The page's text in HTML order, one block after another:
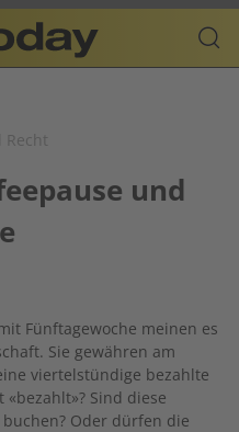
Recht
und
Fünftagewoche meinen es
Sie gewähren am
viertelstündige bezahlte
Sind diese
Oder dürfen die